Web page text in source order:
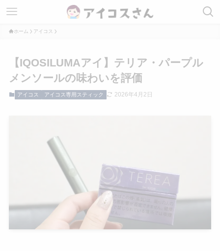
ホーム アイコス
【IQOSILUMAアイ】テリア・パープル
メンソールの味わいを評価
アイコス アイコス専用スティック 2026年4月2日